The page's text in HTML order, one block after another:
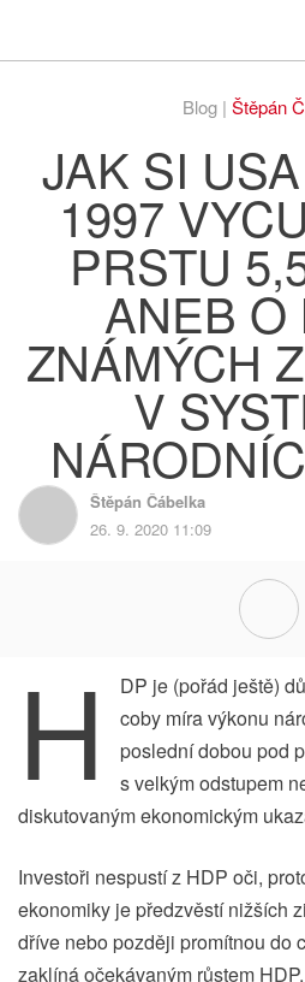
Blog | Štěpán
JAK SI
1997
PRSTU
ANEB O
ZNÁMÝCH
V
Štěpán Čábelka
26. 9. 2020 11:09
H
DP je (pořád ještě)
coby míra výkonu
poslední dobou pod
s velkým odstupem
diskutovaným ekonomickým
Investoři nespustí z HDP oči,
ekonomiky je předzvěstí nižších
dříve nebo později promítnou do
zaklíná očekávaným růstem